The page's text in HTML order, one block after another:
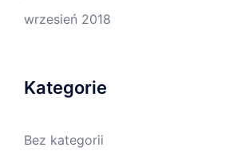
wrzesień 2018
Kategorie
Bez kategorii